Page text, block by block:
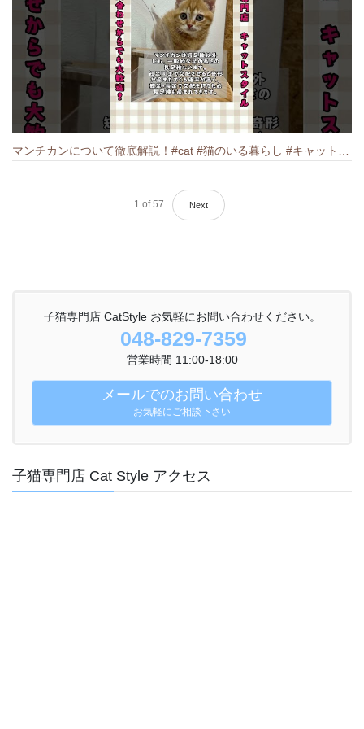
1 of 57 Next
子猫専門店 CatStyle お気軽にお問い合わせください。
048-829-7359
営業時間 11:00-18:00
メールでのお問い合わせ
お気軽にご相談下さい
子猫専門店 Cat Style アクセス